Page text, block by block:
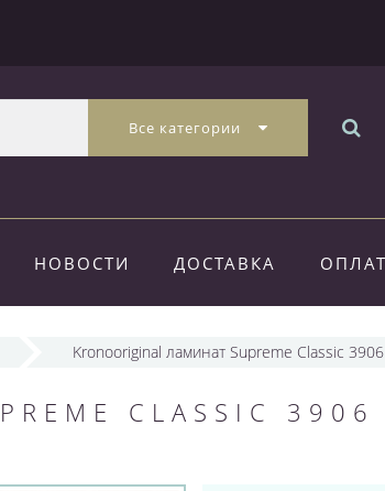
Все категории
НОВОСТИ ДОСТАВКА
Kronooriginal ламинат Supreme Classic
CLASSIC 3906